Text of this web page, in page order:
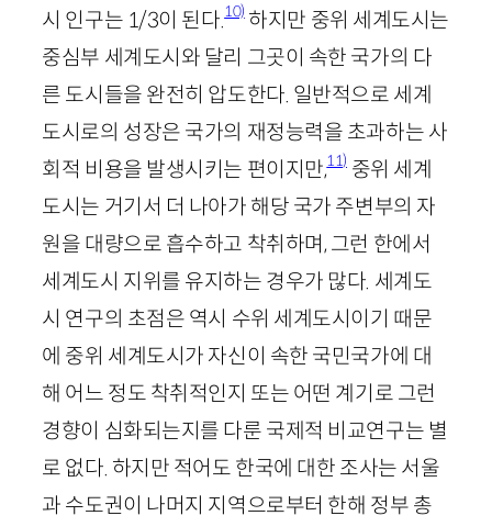
시 인구는 1/3이 된다.10)하지만 중위 세계도시는
중심부 세계도시와 달리 그곳이 속한 국가의 다
른 도시들을 완전히 압도한다. 일반적으로 세계
도시로의 성장은 국가의 재정능력을 초과하는 사
회적 비용을 발생시키는 편이지만,11)중위 세계
도시는 거기서 더 나아가 해당 국가 주변부의 자
원을 대량으로 흡수하고 착취하며, 그런 한에서
세계도시 지위를 유지하는 경우가 많다. 세계도
시 연구의 초점은 역시 수위 세계도시이기 때문
에 중위 세계도시가 자신이 속한 국민국가에 대
해 어느 정도 착취적인지 또는 어떤 계기로 그런
경향이 심화되는지를 다룬 국제적 비교연구는 별
로 없다. 하지만 적어도 한국에 대한 조사는 서울
과 수도권이 나머지 지역으로부터 한해 정부 총